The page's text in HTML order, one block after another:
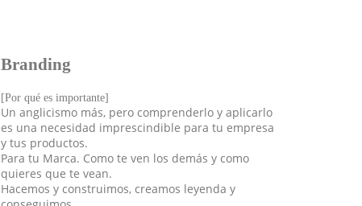
Branding
[Por qué es importante]
Un anglicismo más, pero comprenderlo y aplicarlo
es una necesidad imprescindible para tu empresa
y tus productos.
Para tu Marca. Como te ven los demás y como
quieres que te vean.
Hacemos y construimos, creamos leyenda y